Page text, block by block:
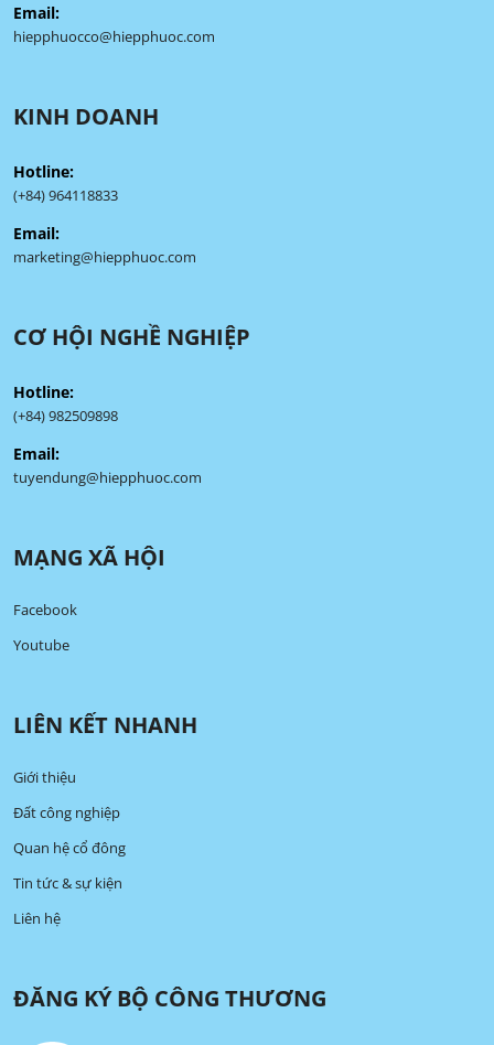
Email:
hiepphuocco@hiepphuoc.com
KINH DOANH
Hotline:
(+84) 964118833
Email:
marketing@hiepphuoc.com
CƠ HỘI NGHỀ NGHIỆP
Hotline:
(+84) 982509898
Email:
tuyendung@hiepphuoc.com
MẠNG XÃ HỘI
Facebook
Youtube
LIÊN KẾT NHANH
Giới thiệu
Đất công nghiệp
Quan hệ cổ đông
Tin tức & sự kiện
Liên hệ
ĐĂNG KÝ BỘ CÔNG THƯƠNG